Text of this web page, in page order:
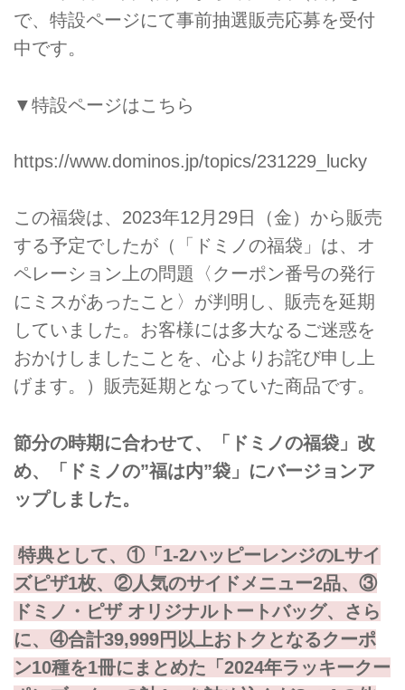
で、特設ページにて事前抽選販売応募を受付
中です。
▼特設ページはこちら
https://www.dominos.jp/topics/231229_lucky
この福袋は、2023年12月29日（金）から販売
する予定でしたが（「ドミノの福袋」は、オ
ペレーション上の問題〈クーポン番号の発行
にミスがあったこと〉が判明し、販売を延期
していました。お客様には多大なるご迷惑を
おかけしましたことを、心よりお詫び申し上
げます。）販売延期となっていた商品です。
節分の時期に合わせて、「ドミノの福袋」改
め、「ドミノの”福は内”袋」にバージョンア
ップしました。
特典として、①「1-2ハッピーレンジのLサイ
ズピザ1枚、②人気のサイドメニュー2品、③
ドミノ・ピザ オリジナルトートバッグ、さら
に、④合計39,999円以上おトクとなるクーポ
ン10種を1冊にまとめた「2024年ラッキークー